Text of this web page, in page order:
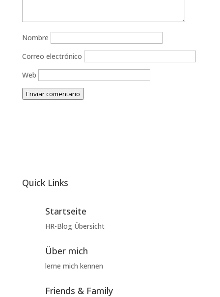
Nombre
Correo electrónico
Web
Enviar comentario
Quick Links
Startseite
HR-Blog Übersicht
Über mich
lerne mich kennen
Friends & Family